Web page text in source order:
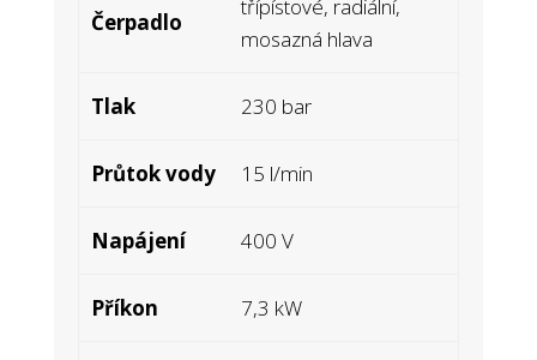
Čerpadlo
třípístové, radiální,
mosazná hlava
Tlak 230 bar
Průtok vody 15 l/min
Napájení 400 V
Příkon 7,3 kW